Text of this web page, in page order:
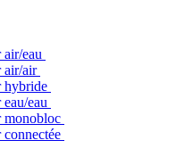
air/eau
air/air
hybride
eau
monobloc
connectée